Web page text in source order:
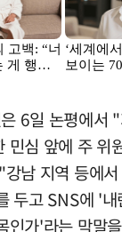
6일 논평에서
민심 앞에 주 위
남 지역 등에
두고 SNS에 '
인가'라는 막말